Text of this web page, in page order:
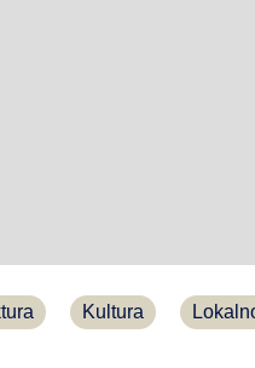
Kultura